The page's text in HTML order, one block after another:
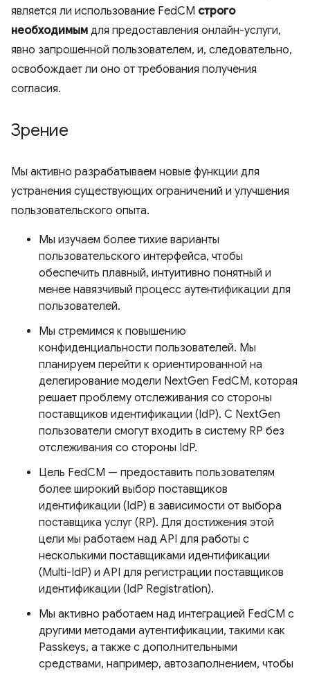
является ли использование FedCM строго
необходимым для предоставления онлайн-услуги,
явно запрошенной пользователем, и, следовательно,
освобождает ли оно от требования получения
согласия.
Зрение
Мы активно разрабатываем новые функции для
устранения существующих ограничений и улучшения
пользовательского опыта.
Мы изучаем более тихие варианты
пользовательского интерфейса, чтобы
обеспечить плавный, интуитивно понятный и
менее навязчивый процесс аутентификации для
пользователей.
Мы стремимся к повышению
конфиденциальности пользователей. Мы
планируем перейти к ориентированной на
делегирование модели NextGen FedCM, которая
решает проблему отслеживания со стороны
поставщиков идентификации (IdP). С NextGen
пользователи смогут входить в систему RP без
отслеживания со стороны IdP.
Цель FedCM — предоставить пользователям
более широкий выбор поставщиков
идентификации (IdP) в зависимости от выбора
поставщика услуг (RP). Для достижения этой
цели мы работаем над API для работы с
несколькими поставщиками идентификации
(Multi-IdP) и API для регистрации поставщиков
идентификации (IdP Registration).
Мы активно работаем над интеграцией FedCM с
другими методами аутентификации, такими как
Passkeys, а также с дополнительными
средствами, например, автозаполнением, чтобы